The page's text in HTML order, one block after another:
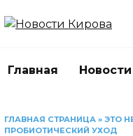
Главная
ГЛАВНАЯ СТРАНИЦА » ЭТО
ПРОБИОТИЧЕСКИЙ УХОД